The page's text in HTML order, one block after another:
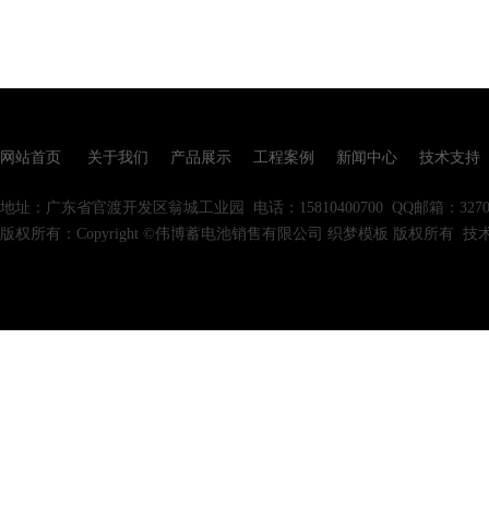
网站首页 关于我们 产品展示 工程案例 新闻中心 技术支持
地址：广东省官渡开发区翁城工业园 电话：15810400700 QQ邮箱：
版权所有：Copyright ©伟博蓄电池销售有限公司 织梦模板 版权所有 技